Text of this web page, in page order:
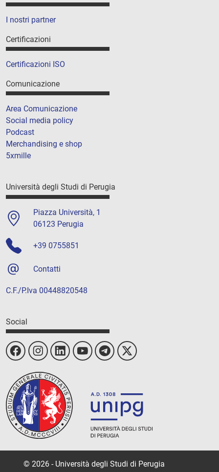
I nostri partner
Certificazioni
Certificazioni ISO
Comunicazione
Area Comunicazione
Social media policy
Podcast
Merchandising e shop
5xmille
Università degli Studi di Perugia
Piazza Università, 1
06123 Perugia
+39 0755851
Contatti
C.F./P.Iva 00448820548
Social
© 2026 - Università degli Studi di Perugia